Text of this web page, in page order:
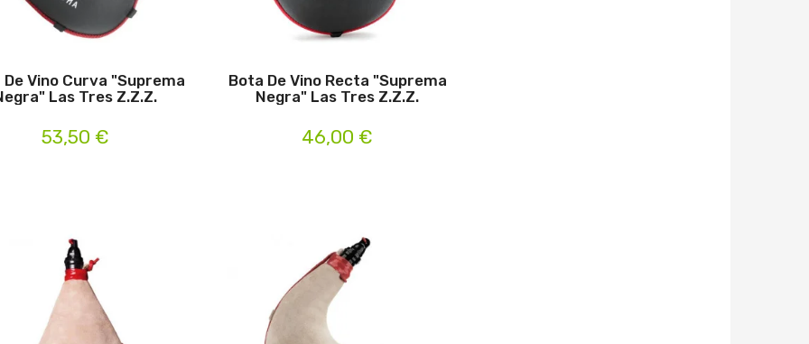
De Vino Curva "Suprema
Las Tres Z.Z.Z.
53,50 €
Bota De Vino Recta "Suprema
Negra" Las Tres Z.Z.Z.
46,00 €